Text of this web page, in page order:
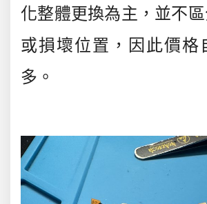
化整體更換為主，並不
或損壞位置，因此價格
多。